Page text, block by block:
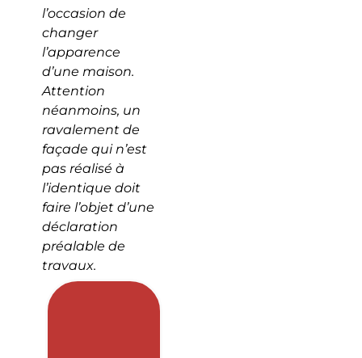
l’occasion de
changer
l’apparence
d’une maison.
Attention
néanmoins, un
ravalement de
façade qui n’est
pas réalisé à
l’identique doit
faire l’objet d’une
déclaration
préalable de
travaux.